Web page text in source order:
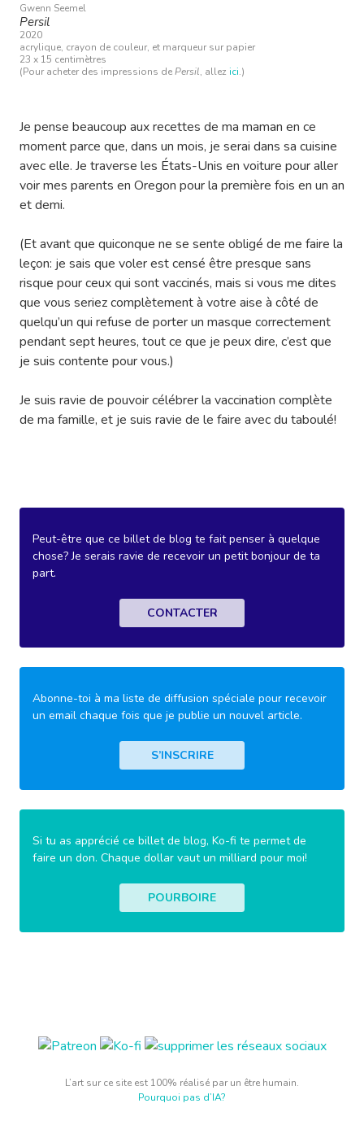
Gwenn Seemel
Persil
2020
acrylique, crayon de couleur, et marqueur sur papier
23 x 15 centimètres
(Pour acheter des impressions dePersil, allez ici.)
Je pense beaucoup aux recettes de ma maman en ce
moment parce que, dans un mois, je serai dans sa cuisine
avec elle. Je traverse les États-Unis en voiture pour aller
voir mes parents en Oregon pour la première fois en un an
et demi.
(Et avant que quiconque ne se sente obligé de me faire la
leçon: je sais que voler est censé être presque sans
risque pour ceux qui sont vaccinés, mais si vous me dites
que vous seriez complètement à votre aise à côté de
quelqu’un qui refuse de porter un masque correctement
pendant sept heures, tout ce que je peux dire, c’est que
je suis contente pour vous.)
Je suis ravie de pouvoir célébrer la vaccination complète
de ma famille, et je suis ravie de le faire avec du taboulé!
Peut-être que ce billet de blog te fait penser à quelque
chose? Je serais ravie de recevoir un petit bonjour de ta
part.
CONTACTER
Abonne-toi à ma liste de diffusion spéciale pour recevoir
un email chaque fois que je publie un nouvel article.
S’INSCRIRE
Si tu as apprécié ce billet de blog, Ko-fi te permet de
faire un don. Chaque dollar vaut un milliard pour moi!
POURBOIRE
L’art sur ce site est 100% réalisé par un être humain.
Pourquoi pas d’IA?